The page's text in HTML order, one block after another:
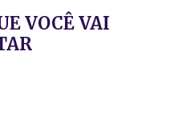
VOCÊ VAI